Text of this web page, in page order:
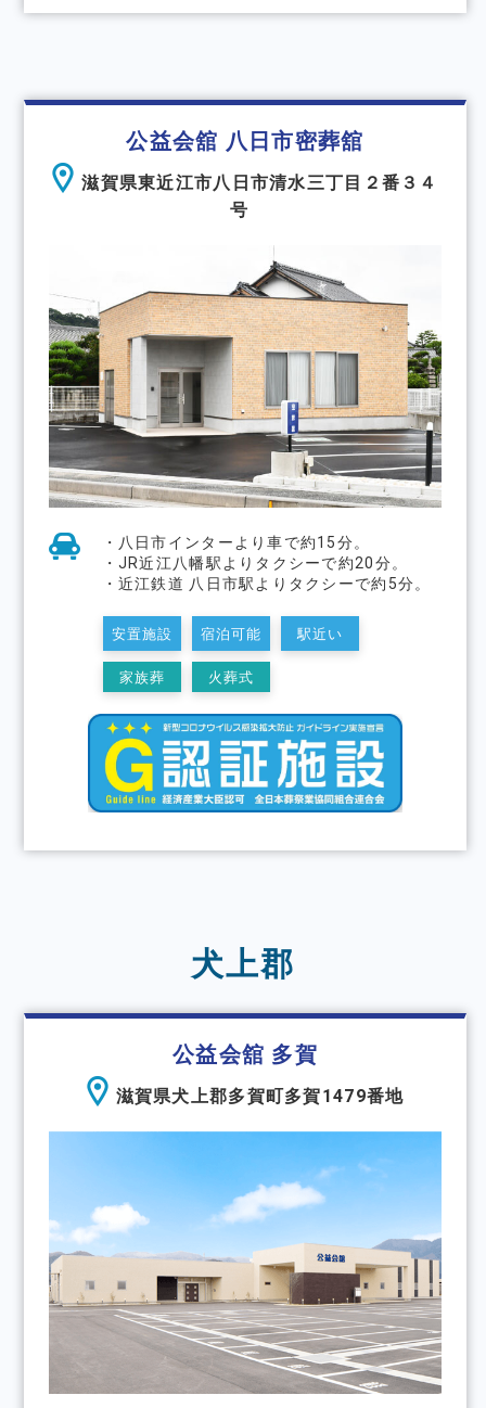
公益会舘 八日市密葬舘
滋賀県東近江市八日市清水三丁目２番３４
号
・八日市インターより車で約15分。
・JR近江八幡駅よりタクシーで約20分。
・近江鉄道 八日市駅よりタクシーで約5分。
安置施設 宿泊可能 駅近い
家族葬 火葬式
犬上郡
公益会舘 多賀
滋賀県犬上郡多賀町多賀1479番地